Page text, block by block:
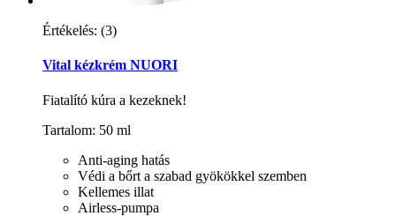
Értékelés: (3)
Vital kézkrém NUORI
Fiatalító kúra a kezeknek!
Tartalom: 50 ml
Anti-aging hatás
Védi a bőrt a szabad gyökökkel szemben
Kellemes illat
Airless-pumpa